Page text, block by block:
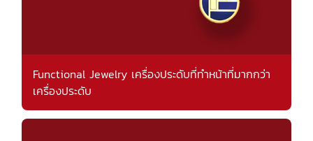
Functional Jewelry เครื่องประดับที่ทำหน้าที่มากกว่า
เครื่องประดับ